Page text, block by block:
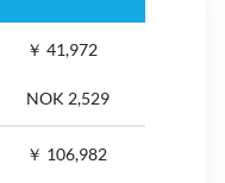
￥ 41,972
NOK 2,529
￥ 106,982